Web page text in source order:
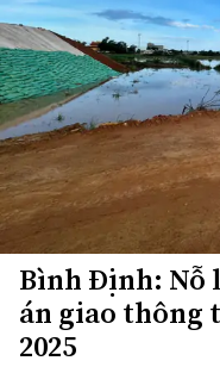
Bình Định: Nỗ
án giao thông
2025